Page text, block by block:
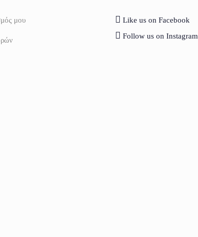
μου
Like us on Facebook
Follow us on Instagram